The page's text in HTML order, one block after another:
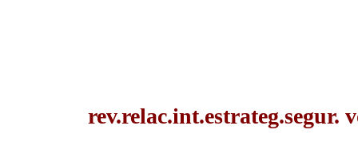
rev.relac.int.estrateg.segur.